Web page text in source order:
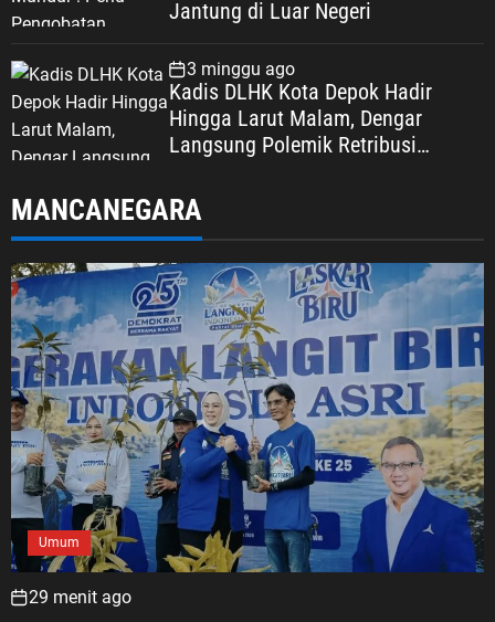
Jantung di Luar Negeri
3 minggu ago
Kadis DLHK Kota Depok Hadir
Hingga Larut Malam, Dengar
Langsung Polemik Retribusi
MANCANEGARA
Umum
29 menit ago